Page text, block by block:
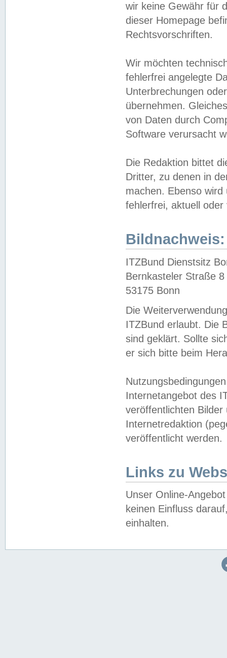
wir keine Gewähr für
dieser Homepage
Rechtsvorschriften.
Wir möchten
fehlerfrei angelegte
Unterbrechungen
übernehmen.
von Daten durch
Software verursacht
Die Redaktion bittet
Dritter, zu denen in
machen. Ebenso
fehlerfrei, aktuell oder
Bildnachweis:
ITZBund Dienstsitz
Bernkasteler Straße 8
53175 Bonn
Die
ITZBund erlaubt. Die
sind geklärt. Sollte
er sich bitte beim
Internetangebot des
veröffentlichten
Internetredaktion
veröffentlicht werden.
Links zu
Unser Online-
keinen Einfluss
einhalten.